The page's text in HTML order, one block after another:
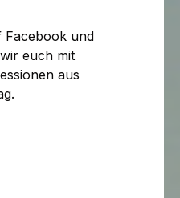
Facebook und
euch mit
aus